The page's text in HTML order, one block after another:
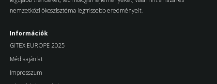
nemzetközi ökoszisztéma legfrissebb eredményeit.
Információk
GITEX EUROPE 2025
Médiaajánlat
Impresszum